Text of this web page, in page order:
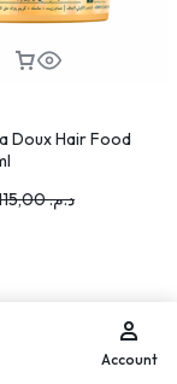
Doux Hair Food
د.م.115,00
Account